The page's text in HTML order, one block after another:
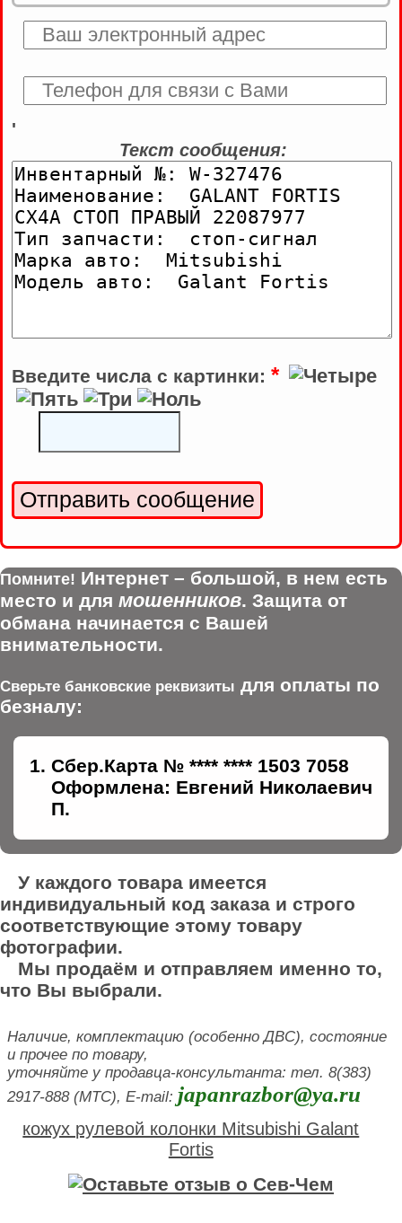
'
Текст сообщения:
Введите числа с картинки: *
Помните! Интернет – большой, в нем есть
место и для мошенников. Защита от
обмана начинается с Вашей
внимательности.
Сверьте банковские реквизиты для оплаты по
безналу:
Сбер.Карта № **** **** 1503 7058
Оформлена: Евгений Николаевич
П.
У каждого товара имеется
индивидуальный код заказа и строго
соответствующие этому товару
фотографии.
Мы продаём и отправляем именно то,
что Вы выбрали.
Наличие, комплектацию (особенно ДВС), состояние
и прочее по товару,
уточняйте у продавца-консультанта: тел. 8(383)
2917-888 (МТС), E-mail: japanrazbor@ya.ru
кожух рулевой колонки Mitsubishi Galant
Fortis